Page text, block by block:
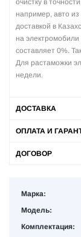
очистку в
например, авто
доставкой в
на электромобили
составляет 0%.
Для растаможки
недели.
ДОСТАВКА
ОПЛАТА И
ДОГОВОР
Марка:
Модель:
Комплектация: